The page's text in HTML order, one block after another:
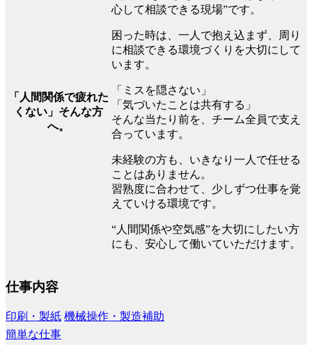
「人間関係で疲れた
くない」そんな方
へ。
心して相談できる現場”です。
困った時は、一人で抱え込まず、周り
に相談できる環境づくりを大切にして
います。
「ミスを隠さない」
「気づいたことは共有する」
そんな当たり前を、チーム全員で支え
合っています。
未経験の方も、いきなり一人で任せる
ことはありません。
習熟度に合わせて、少しずつ仕事を覚
えていける環境です。
“人間関係や空気感”を大切にしたい方
にも、安心して働いていただけます。
仕事内容
印刷・製紙 機械操作・製造補助
簡単な仕事